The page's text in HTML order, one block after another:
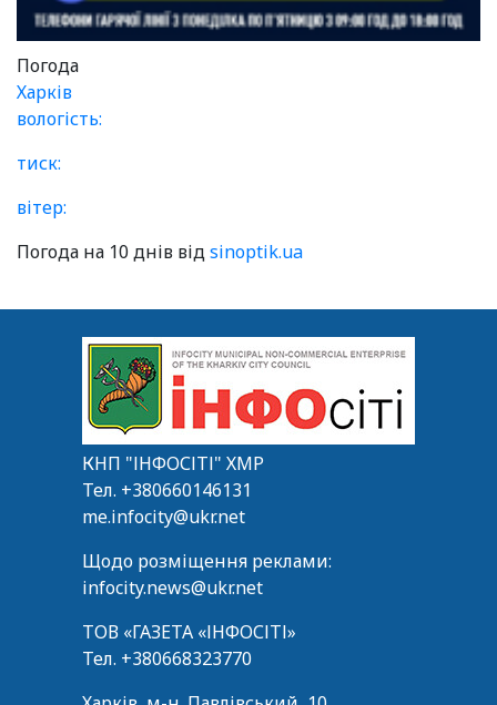
Погода
Харків
вологість:
тиск:
вітер:
Погода на 10 днів відsinoptik.ua
КНП "ІНФОСІТІ" ХМР
Тел. +380660146131
me.infocity@ukr.net
Щодо розміщення реклами:
infocity.news@ukr.net
ТОВ «ГАЗЕТА «ІНФОСІТІ»
Тел. +380668323770